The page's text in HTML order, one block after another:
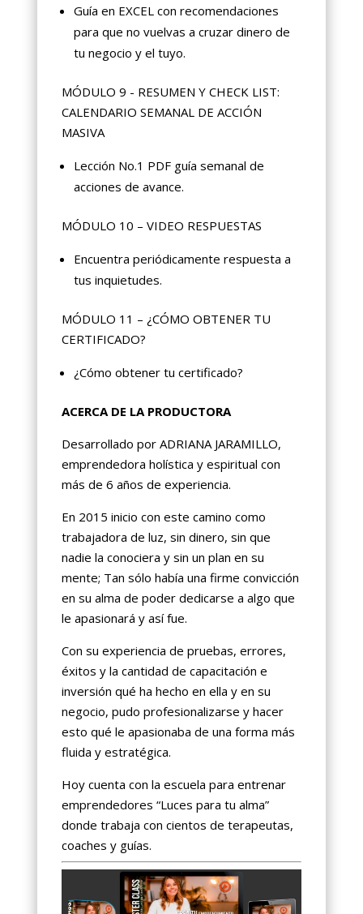
Guía en EXCEL con recomendaciones
para que no vuelvas a cruzar dinero de
tu negocio y el tuyo.
MÓDULO 9 - RESUMEN Y CHECK LIST:
CALENDARIO SEMANAL DE ACCIÓN
MASIVA
Lección No.1 PDF guía semanal de
acciones de avance.
MÓDULO 10 – VIDEO RESPUESTAS
Encuentra periódicamente respuesta a
tus inquietudes.
MÓDULO 11 – ¿CÓMO OBTENER TU
CERTIFICADO?
¿Cómo obtener tu certificado?
ACERCA DE LA PRODUCTORA
Desarrollado por ADRIANA JARAMILLO,
emprendedora holística y espiritual con
más de 6 años de experiencia.
En 2015 inicio con este camino como
trabajadora de luz, sin dinero, sin que
nadie la conociera y sin un plan en su
mente; Tan sólo había una firme convicción
en su alma de poder dedicarse a algo que
le apasionará y así fue.
Con su experiencia de pruebas, errores,
éxitos y la cantidad de capacitación e
inversión qué ha hecho en ella y en su
negocio, pudo profesionalizarse y hacer
esto qué le apasionaba de una forma más
fluida y estratégica.
Hoy cuenta con la escuela para entrenar
emprendedores “Luces para tu alma”
donde trabaja con cientos de terapeutas,
coaches y guías.